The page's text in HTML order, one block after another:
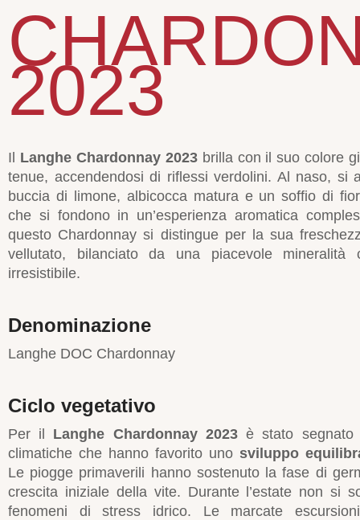
2023
Il Langhe Chardonnay 2023brilla con il suo colore
tenue, accendendosi di riflessi verdolini. Al naso, si
buccia di limone, albicocca matura e un soffio di
che si fondono in un’esperienza aromatica
questo Chardonnay si distingue per la sua
vellutato, bilanciato da una piacevole mineralità
irresistibile.
Denominazione
Langhe DOC Chardonnay
Ciclo vegetativo
Per il Langhe Chardonnay 2023è stato segnato
climatiche che hanno favorito uno sviluppo
Le piogge primaverili hanno sostenuto la fase di
crescita iniziale della vite. Durante l’estate non si
fenomeni di stress idrico. Le marcate